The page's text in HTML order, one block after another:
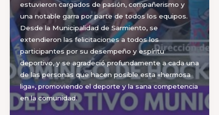
estuvieron cargados de pasión, compañerismo y
una notable garra por parte de todos los equipos.
Desde la Municipalidad de Sarmiento, se
extendieron las felicitaciones a todos los
participantes por su desempeño y espíritu
deportivo, y se agradeció profundamente a cada una
de las personas que hacen posible esta «hermosa
liga», promoviendo el deporte y la sana competencia
en la comunidad.